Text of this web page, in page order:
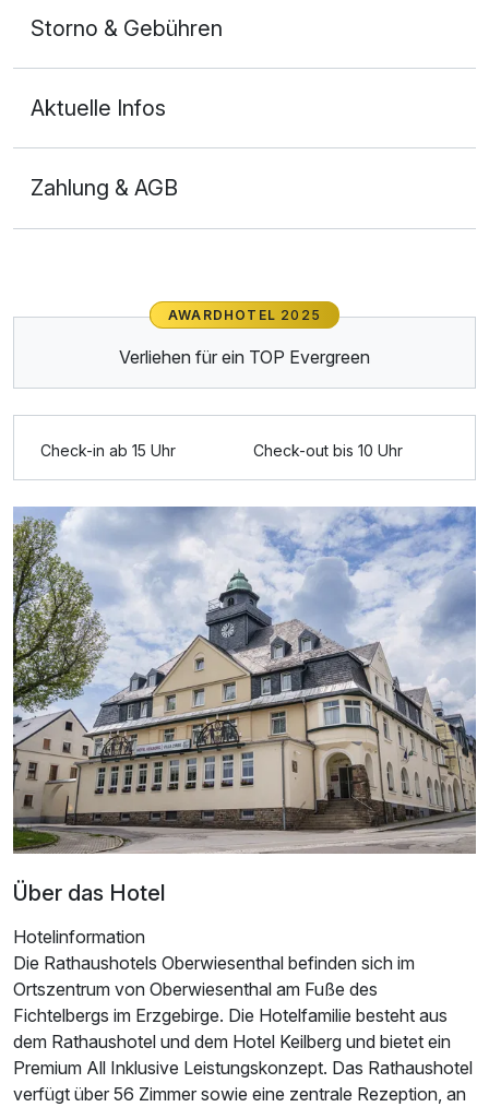
p.P. ab
1 Erwachsenen
Ausstattung
Für 4 Tage p.P. ab
Storno & Gebühren
Aktuelle Infos
Zahlung & AGB
AWARDHOTEL 2025
Verliehen für ein TOP Evergreen
Check-in ab 15 Uhr Check-out bis 10 Uhr
Über das Hotel
Hotelinformation
Die Rathaushotels Oberwiesenthal befinden sich im
Ortszentrum von Oberwiesenthal am Fuße des
Fichtelbergs im Erzgebirge. Die Hotelfamilie besteht aus
dem Rathaushotel und dem Hotel Keilberg und bietet ein
Premium All Inklusive Leistungskonzept. Das Rathaushotel
verfügt über 56 Zimmer sowie eine zentrale Rezeption, an